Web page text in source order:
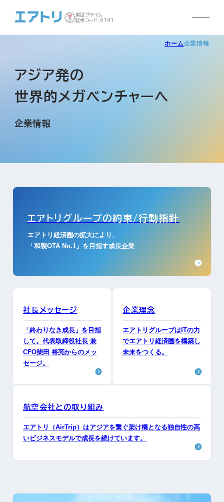
東証プライム
証券コード:6191
ホーム企業情報
アジア発の
世界的メガベンチャーへ
企業情報
エアトリグループの約束/行動指針
エアトリ経済圏の拡大により、
「和製OTA No.1」を目指す成長企業
社長メッセージ
「終わりなき成長」を目指
して。代表取締役社長 兼
CFO柴田 裕亮からのメッ
セージ。
企業理念
エアトリグループはITの力
でエアトリ経済圏を構築し
未来をつくる。
航空会社との取り組み
エアトリ（AirTrip）はアジアを繋ぐ架け橋となる独自性の高
いビジネスモデルで成長を続けています。